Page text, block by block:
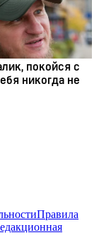
Правила